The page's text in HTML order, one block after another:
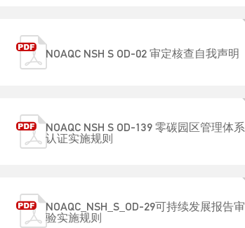
NOAQC NSH S OD-02 审定核查自我声明
NOAQC NSH S OD-139 零碳园区管理体系
认证实施规则
NOAQC_NSH_S_OD-29可持续发展报告审
验实施规则